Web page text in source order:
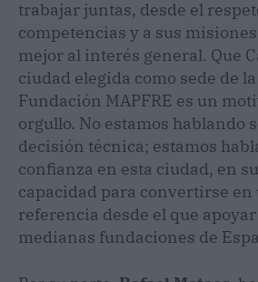
trabajar juntas, desde el
competencias y a sus
mejor al interés general. Que
ciudad elegida como sede de
Fundación MAPFRE es un
orgullo. No estamos hablando
decisión técnica; estamos
confianza en esta ciudad, en su
capacidad para convertirse en
referencia desde el que
medianas fundaciones de